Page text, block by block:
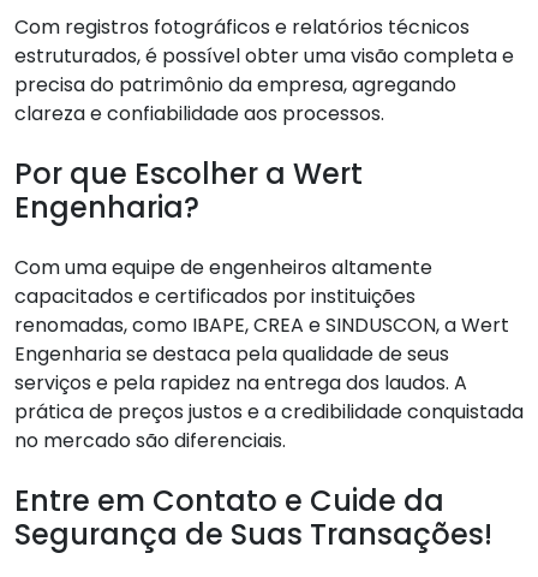
Com registros fotográficos e relatórios técnicos
estruturados, é possível obter uma visão completa e
precisa do patrimônio da empresa, agregando
clareza e confiabilidade aos processos.
Por que Escolher a Wert
Engenharia?
Com uma equipe de engenheiros altamente
capacitados e certificados por instituições
renomadas, como IBAPE, CREA e SINDUSCON, a Wert
Engenharia se destaca pela qualidade de seus
serviços e pela rapidez na entrega dos laudos. A
prática de preços justos e a credibilidade conquistada
no mercado são diferenciais.
Entre em Contato e Cuide da
Segurança de Suas Transações!